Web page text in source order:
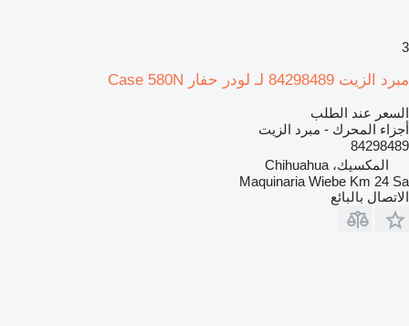
3
مبرد الزيت 84298489 لـ لودر حفار Case 580N
السعر عند الطلب
أجزاء المحرك - مبرد الزيت
84298489
المكسيك، Chihuahua
Maquinaria Wiebe Km 24 Sa
الاتصال بالبائع